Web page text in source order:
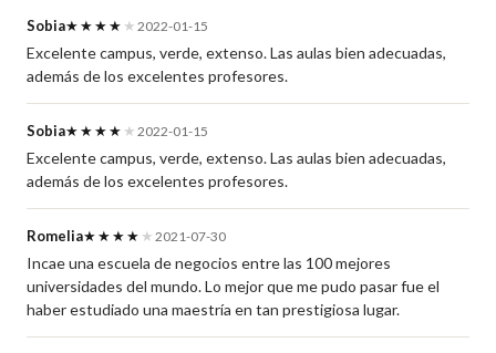
Sobia★★★★ ★ 2022-01-15
Excelente campus, verde, extenso. Las aulas bien adecuadas,
además de los excelentes profesores.
Sobia★★★★ ★ 2022-01-15
Excelente campus, verde, extenso. Las aulas bien adecuadas,
además de los excelentes profesores.
Romelia★★★★ ★ 2021-07-30
Incae una escuela de negocios entre las 100 mejores
universidades del mundo. Lo mejor que me pudo pasar fue el
haber estudiado una maestría en tan prestigiosa lugar.